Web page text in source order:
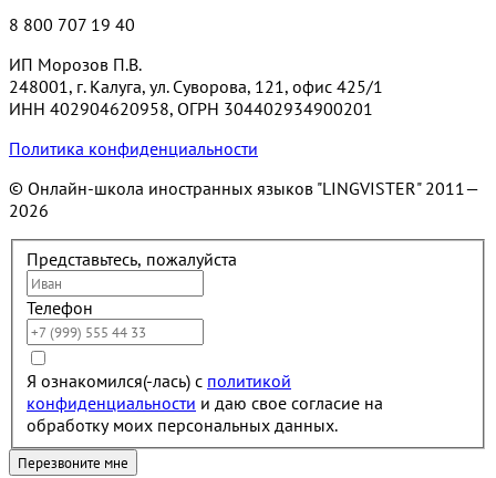
8 800 707 19 40
ИП Морозов П.В.
248001, г. Калуга, ул. Суворова, 121, офис 425/1
ИНН 402904620958, ОГРН 304402934900201
Политика конфиденциальности
© Онлайн-школа иностранных языков "LINGVISTER" 2011—
2026
Представьтесь, пожалуйста
Телефон
Я ознакомился(-лась) с политикой
конфиденциальности и даю свое согласие на
обработку моих персональных данных.